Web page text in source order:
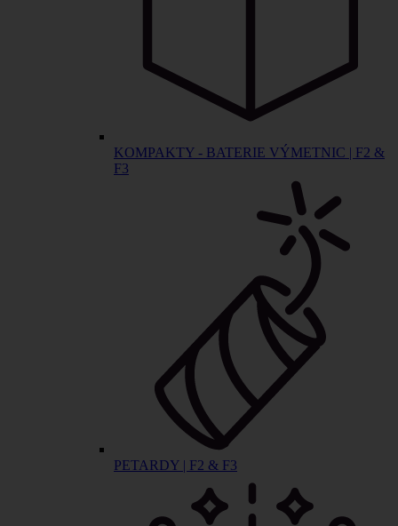
KOMPAKTY - BATERIE VÝMETNIC | F2 &
F3
PETARDY | F2 & F3